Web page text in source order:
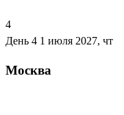
4
День 4 1 июля 2027, чт
Москва